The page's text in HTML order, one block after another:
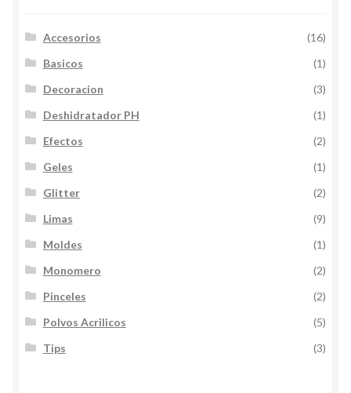
Accesorios
(16)
Basicos
(1)
Decoracion
(3)
Deshidratador PH
(1)
Efectos
(2)
Geles
(1)
Glitter
(2)
Limas
(9)
Moldes
(1)
Monomero
(2)
Pinceles
(2)
Polvos Acrilicos
(5)
Tips
(3)